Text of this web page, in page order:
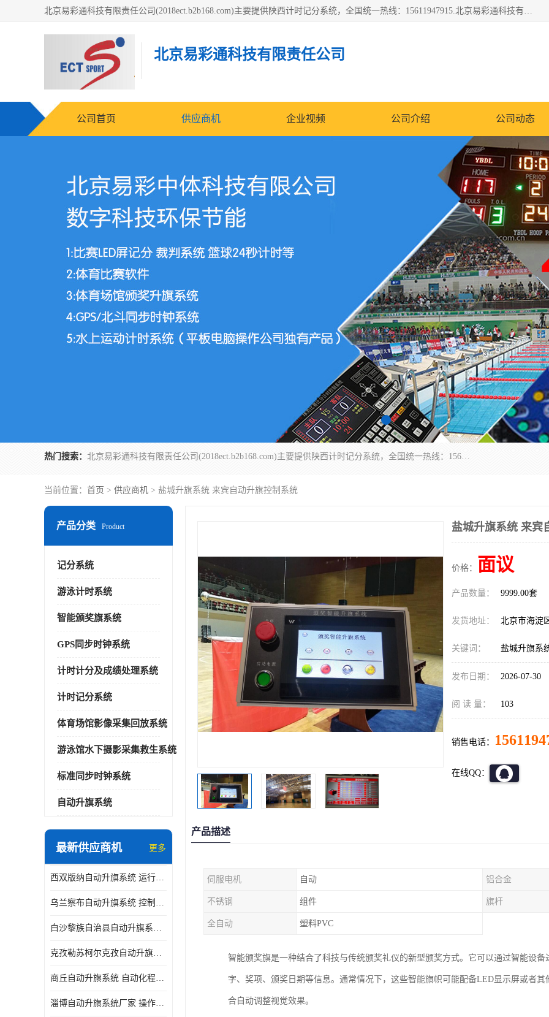
北京易彩通科技有限责任公司(2018ect.b2b168.com)主要提供陕西计时记分系统，全国统一热线：15611947915.北京易彩通科技有限责任公司有一支长期从事智能控制系统研发的高素质的队伍，具有嵌入式系统，视频系统、通信系统、网络系统，体育计时系统的知识和技能。强力打造体育比赛计时计分系统、智能升降旗系统、标准时钟系统、赛事编排及信息发布系统，为用户提供较新的，较廉价的，应用解决方案。
北京易彩通科技有限责任公司
公司首页 供应商机 企业视频 公司介绍 公司动态
热门搜索： 北京易彩通科技有限责任公司(2018ect.b2b168.com)主要提供陕西计时记分系统，全国统一热线：15611947915.北京易彩通科技有限责任公司有一支长期从事智能控制系统研发的高素质的队伍，具有嵌入式系统，视频系统、通信系统、网络系统，体育计时系统的知识和技能。强力打造体育比赛计时计分系统、智能升降旗系统、标准时钟系统、赛事编排及信息发布系统，为用户提供较新的，较廉价的，应用解决方案。
当前位置： 首页 > 供应商机 > 盐城升旗系统 来宾自动升旗控制系统
产品分类 Product
记分系统
游泳计时系统
智能颁奖旗系统
GPS同步时钟系统
计时计分及成绩处理系统
计时记分系统
体育场馆影像采集回放系统
游泳馆水下摄影采集救生系统
标准同步时钟系统
自动升旗系统
最新供应商机 更多
西双版纳自动升旗系统 运行平稳 功能强大
乌兰察布自动升旗系统 控制灵活 设计简单 灵活 提高工作效率
白沙黎族自治县自动升旗系统 操作简单 提高工作效率 安装简单
克孜勒苏柯尔克孜自动升旗系统 运行平稳 安装简单
商丘自动升旗系统 自动化程度高 提高工作效率
淄博自动升旗系统厂家 操作简单 提高工作效率
盐城升旗系统 来宾
价格： 面议
产品数量： 9999.00套
发货地址： 北京市海淀
关键词： 盐城升旗系
发布日期： 2026-07-30
阅 读 量： 103
销售电话：
在线QQ：
产品描述
伺服电机 自动 铝合金
不锈钢 组件 旗杆
全自动 塑料PVC
智能颁奖旗是一种结合了科技与传统颁奖礼仪的新型颁奖方式。它可以通过智能设
字、奖项、颁奖日期等信息。通常情况下，这些智能旗帜可能配备LED显示屏或者
合自动调整视觉效果。